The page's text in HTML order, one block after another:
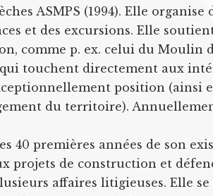
ASMPS (1994). Elle
et des excursions. Elle
comme p. ex. celui du Moulin
touchent directement aux
position (ainsi
du territoire).
40 premières années de son
projets de construction et
affaires litigieuses. Elle